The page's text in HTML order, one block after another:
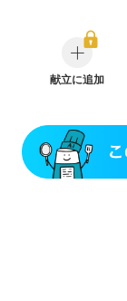
乳がん治療を終
妊娠中(初期)
妊婦健診・血圧
産後（ミルク）
フレイル（年齢
ニキビ・肌荒れ
献立に追加